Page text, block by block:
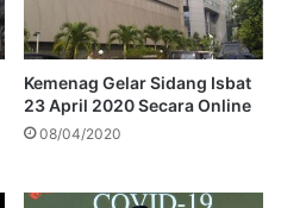
Kemenag Gelar Sidang Isbat
23 April 2020 Secara Online
08/04/2020